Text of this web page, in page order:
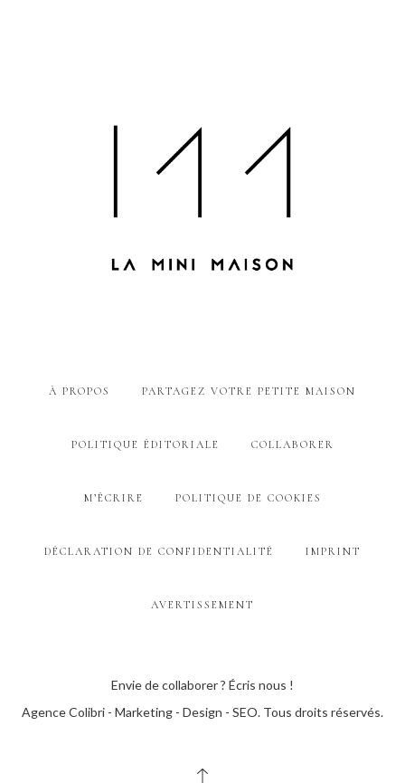
À PROPOS PARTAGEZ VOTRE PETITE MAISON
POLITIQUE ÉDITORIALE COLLABORER
M’ÉCRIRE POLITIQUE DE COOKIES
DÉCLARATION DE CONFIDENTIALITÉ IMPRINT
AVERTISSEMENT
Envie de collaborer ? Écris nous !
Agence Colibri - Marketing - Design - SEO. Tous droits réservés.